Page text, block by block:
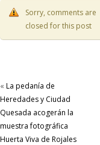
Sorry, comments are
closed for this post
« La pedanía de
Heredades y Ciudad
Quesada acogerán la
muestra fotográfica
Huerta Viva de Rojales